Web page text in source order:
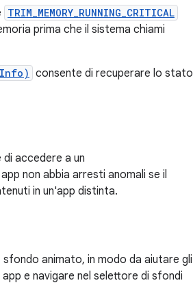
TRIM_MEMORY_RUNNING_CRITICAL
prima che il sistema chiami
consente di recuperare lo stato
accedere a un
non abbia arresti anomali se il
in un'app distinta.
animato, in modo da aiutare gli
e navigare nel selettore di sfondi